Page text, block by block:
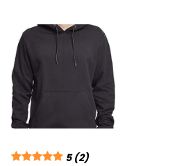
5 (2)